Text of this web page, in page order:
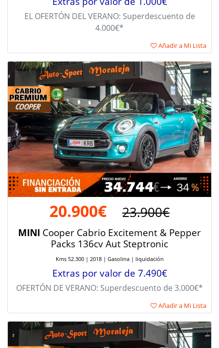
EL OFERTÓN DEL VERANO: Superdescuento de
4.000€*
Añadir a Mi Lista
20.900€ 23.900€
MINI Cooper Cabrio Excitement & Pepper
Packs 136cv Aut Steptronic
Kms 52.300 | 2018 | Gasolina | liquidación
Extras por valor de 7.490€
OFERTÓN DE VERANO: Superdescuento de 3.000€*
Añadir a Mi Lista